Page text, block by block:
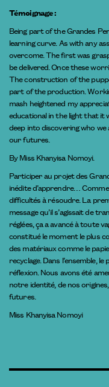
Témoignage :
Being part of the Grandes
learning curve. As with any
overcome. The first was
be delivered. Once these
The construction of the
part of the production.
mash heightened my
educational in the light that it
deep into discovering who
our futures.
By Miss Khanyisa Nomoyi.
Participer au projet des
inédite d’apprendre…
difficultés à résoudre. La
message qu’il s’agissait de
réglées, ça a avancé à toute
constitué le moment le plus
des matériaux comme le
recyclage. Dans l’ensemble,
réflexion. Nous avons été
notre identité, de nos
futures.
Miss Khanyisa Nomoyi